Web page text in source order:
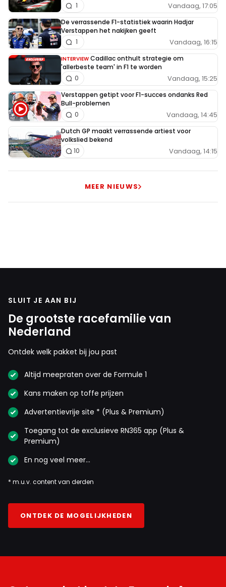
Vandaag, 17:05
1
De verrassende F1-statistiek waarin Hadjar
Verstappen het nakijken geeft
Vandaag, 16:15
1
INTERVIEW Cadillac onthult strategie om
'allerbeste team' in F1 te worden
Vandaag, 15:25
0
Verstappen getipt voor F1-succes ondanks Red
Bull-problemen
Vandaag, 14:45
0
Dutch GP maakt verrassende artiest voor
volkslied bekend
Vandaag, 14:15
10
MEER NIEUWS
SLUIT JE AAN BIJ
De grootste racefamilie van
Nederland
Ontdek welk pakket bij jou past
Altijd meepraten over de Formule 1
Kans maken op toffe prijzen
Advertentievrije site * (Plus & Premium)
Toegang tot de exclusieve RN365 app (Plus &
Premium)
En nog veel meer…
* m.u.v. content van derden
ONTDEK DE MOGELIJKHEDEN